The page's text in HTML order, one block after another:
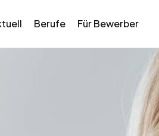
Berufe Für Bewerber